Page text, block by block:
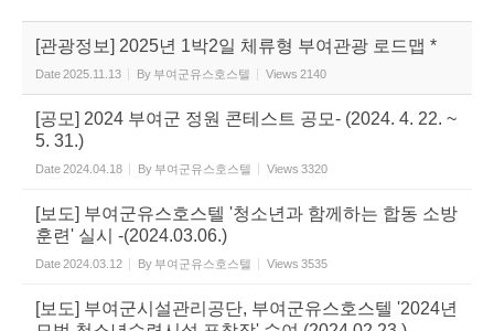
[관광정보] 2025년 1박2일 체류형 부여관광 로드맵 *
Date2025.11.13 By 부여군유스호스텔 Views 2140
[공모] 2024 부여군 정원 콘테스트 공모- (2024. 4. 22. ~
5. 31.)
Date2024.04.18 By 부여군유스호스텔 Views 3320
[보도] 부여군유스호스텔 '청소년과 함께하는 합동 소방
훈련' 실시 -(2024.03.06.)
Date2024.03.12 By 부여군유스호스텔 Views 3535
[보도] 부여군시설관리공단, 부여군유스호스텔 '2024년